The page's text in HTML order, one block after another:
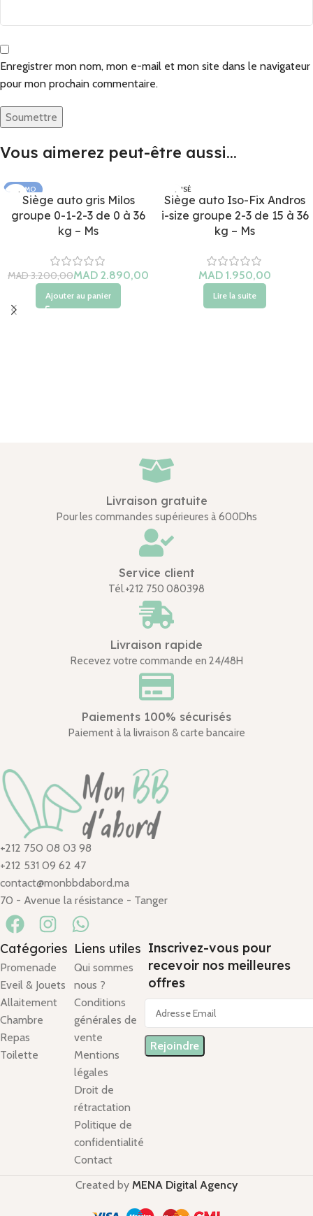
Enregistrer mon nom, mon e-mail et mon site dans le navigateur
pour mon prochain commentaire.
Vous aimerez peut-être aussi…
PROMO
Siège auto gris Milos
groupe 0-1-2-3 de 0 à 36
kg – Ms
MAD MAD
Ajouter au panier
ÉPUISÉ
Siège auto Iso-Fix Andros
i-size groupe 2-3 de 15 à 36
kg – Ms
Lire la suite
Livraison gratuite
Pour les commandes supérieures à 600Dhs
Service client
Tél.+212 750 080398
Livraison rapide
Recevez votre commande en 24/48H
Paiements 100% sécurisés
Paiement à la livraison & carte bancaire
+212 750 08 03 98
+212 531 09 62 47
contact@monbbdabord.ma
70 - Avenue la résistance - Tanger
Catégories
Promenade
Eveil & Jouets
Allaitement
Chambre
Repas
Toilette
Liens utiles
Qui sommes
nous ?
Conditions
générales de
vente
Mentions
légales
Droit de
rétractation
Politique de
confidentialité
Contact
Inscrivez-vous pour
recevoir nos meilleures
offres
Created by MENA Digital Agency